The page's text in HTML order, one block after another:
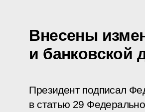
Внесены
и банковской
Президент подписал
в статью 29